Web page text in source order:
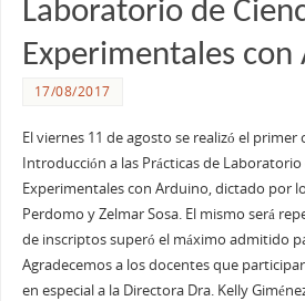
Laboratorio de
Experimentales con
17/08/2017
El viernes 11 de agosto se realizó el primer
Introducción a las Prácticas de Laboratorio
Experimentales con Arduino, dictado por
Perdomo y Zelmar Sosa. El mismo será
de inscriptos superó el máximo admitido
Agradecemos a los docentes que
en especial a la Directora Dra. Kelly